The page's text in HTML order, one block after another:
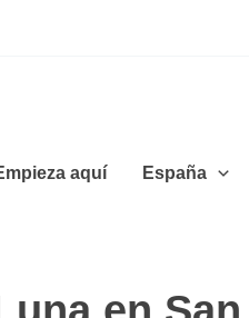
aquí España